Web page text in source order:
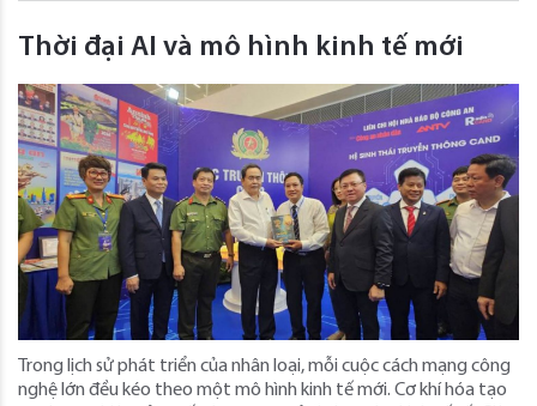
Thời đại AI và mô hình kinh tế mới
Trong lịch sử phát triển của nhân loại, mỗi cuộc cách mạng công
nghệ lớn đều kéo theo một mô hình kinh tế mới. Cơ khí hóa tạo